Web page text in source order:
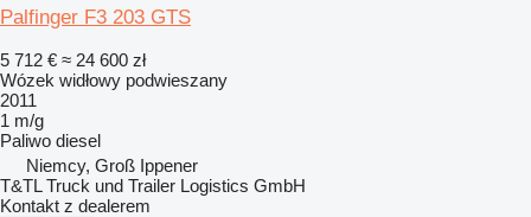
Palfinger F3 203 GTS
5 712 € ≈ 24 600 zł
Wózek widłowy podwieszany
2011
1 m/g
Paliwo diesel
Niemcy, Groß Ippener
T&TL Truck und Trailer Logistics GmbH
Kontakt z dealerem